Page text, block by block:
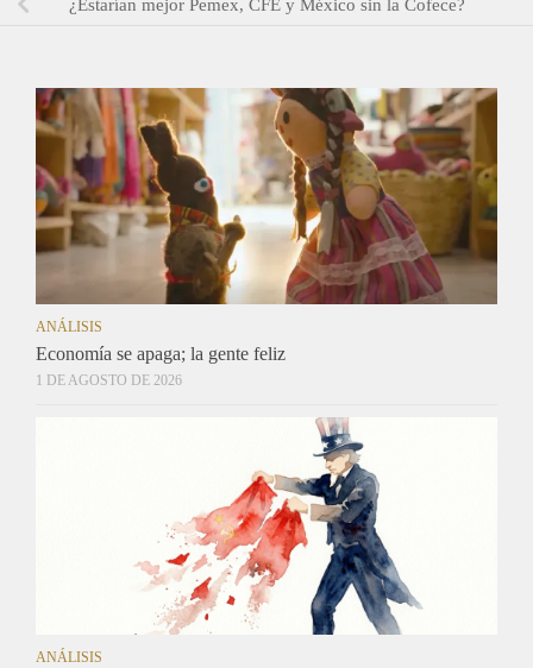
¿Estarían mejor Pemex, CFE y México sin la Cofece?
ANÁLISIS
Economía se apaga; la gente feliz
1 DE AGOSTO DE 2026
ANÁLISIS